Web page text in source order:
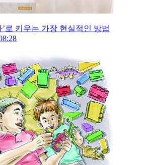
’로 키우는 가장 현실적인 방법